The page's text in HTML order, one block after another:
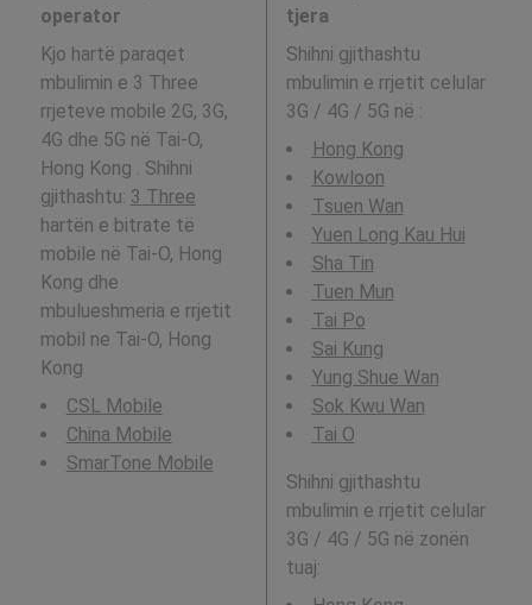
operator
Kjo hartë paraqet
mbulimin e 3 Three
rrjeteve mobile 2G, 3G,
4G dhe 5G në Tai-O,
Hong Kong . Shihni
gjithashtu: 3 Three
hartën e bitrate të
mobile në Tai-O, Hong
Kong dhe
mbulueshmeria e rrjetit
mobil ne Tai-O, Hong
Kong
CSL Mobile
China Mobile
SmarTone Mobile
tjera
Shihni gjithashtu
mbulimin e rrjetit celular
3G / 4G / 5G në :
Hong Kong
Kowloon
Tsuen Wan
Yuen Long Kau Hui
Sha Tin
Tuen Mun
Tai Po
Sai Kung
Yung Shue Wan
Sok Kwu Wan
Tai O
Shihni gjithashtu
mbulimin e rrjetit celular
3G / 4G / 5G në zonën
tuaj: